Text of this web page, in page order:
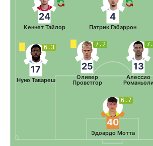
6.7
40
Эдоардо Мотта
6.3
17
Нуно Тавареш
7.2
25
Оливер
Провстгор
13
Алессио
Романьоли
24
Кеннет Тайлор
4
Патрик Габаррон